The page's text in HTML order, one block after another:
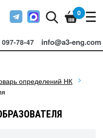
78-47 info@a3-eng.com
0
определений НК